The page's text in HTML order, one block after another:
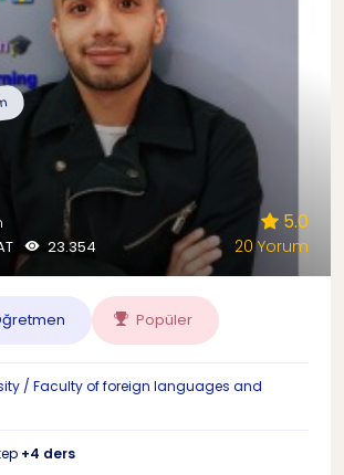
23.354
5.0
20 Yorum
Popüler
/ Faculty of foreign languages and
+4 ders